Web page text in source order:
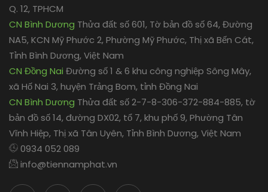
Q. 12, TPHCM
CN Bình Dương Thửa đất số 601, Tờ bản đồ số 64, Đường
NA5, KCN Mỹ Phước 2, Phường Mỹ Phước, Thị xã Bến Cát,
Tỉnh Bình Dương, Việt Nam
CN Đồng Nai Đường số 1 & 6 khu công nghiệp Sông Mây,
xã Hố Nai 3, huyện Trảng Bom, tỉnh Đồng Nai
CN Bình Dương Thửa đất số 2-7-8-306-372-884-885, tờ
bản đồ số 14, đường DX02, tổ 7, khu phố 9, Phường Tân
Vĩnh Hiệp, Thị xã Tân Uyên, Tỉnh Bình Dương, Việt Nam
0934 052 089
info@tiennamphat.vn